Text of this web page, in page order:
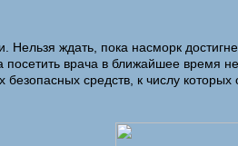
ждать, пока насморк
врача в ближайшее время
средств, к числу